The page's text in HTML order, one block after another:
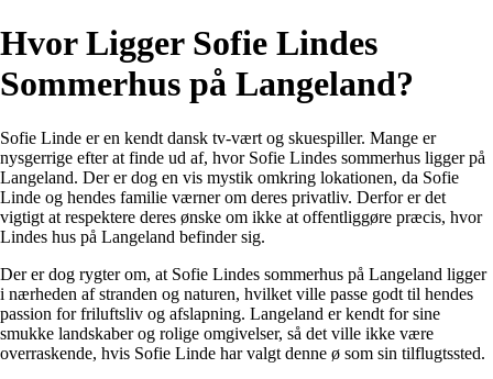
Hvor Ligger Sofie Lindes
Sommerhus på Langeland?
Sofie Linde er en kendt dansk tv-vært og skuespiller. Mange er
nysgerrige efter at finde ud af, hvor Sofie Lindes sommerhus ligger på
Langeland. Der er dog en vis mystik omkring lokationen, da Sofie
Linde og hendes familie værner om deres privatliv. Derfor er det
vigtigt at respektere deres ønske om ikke at offentliggøre præcis, hvor
Lindes hus på Langeland befinder sig.
Der er dog rygter om, at Sofie Lindes sommerhus på Langeland ligger
i nærheden af stranden og naturen, hvilket ville passe godt til hendes
passion for friluftsliv og afslapning. Langeland er kendt for sine
smukke landskaber og rolige omgivelser, så det ville ikke være
overraskende, hvis Sofie Linde har valgt denne ø som sin tilflugtssted.